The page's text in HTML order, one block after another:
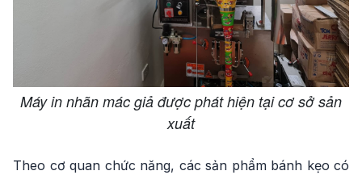
Máy in nhãn mác giả được phát hiện tại cơ sở sản
xuất
Theo cơ quan chức năng, các sản phẩm bánh kẹo có